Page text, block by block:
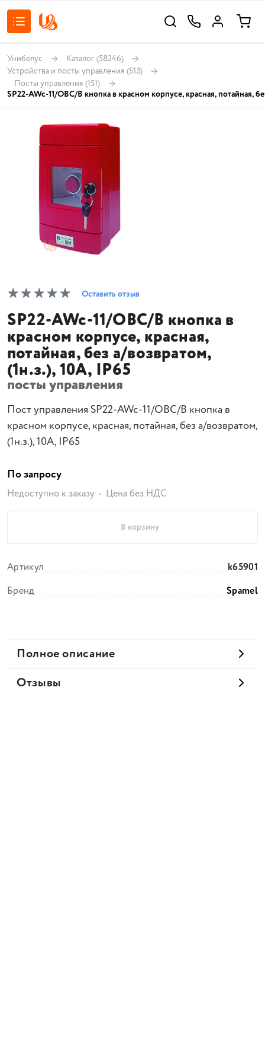
Унибелус Каталог (58246)
Устройства и посты управления (513)
Посты управления (151)
SP22-AWc-11/OBC/B кнопка в красном корпусе, красная, потайная,
Оставить отзыв
SP22-AWc-11/OBC/B кнопка в
красном корпусе, красная,
потайная, без а/возвратом,
(1н.з.), 10A, IP65
посты управления
Пост управления SP22-AWc-11/OBC/B кнопка в
красном корпусе, красная, потайная, без а/возвратом,
(1н.з.), 10A, IP65
По запросу
Недоступно к заказу Цена без НДС
В корзину
Артикул
k65901
Бренд
Spamel
Полное описание
Отзывы